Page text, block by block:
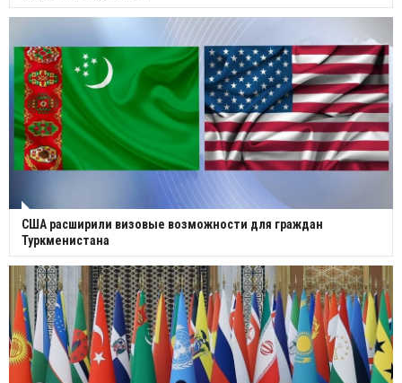
США расширили визовые возможности для граждан
Туркменистана